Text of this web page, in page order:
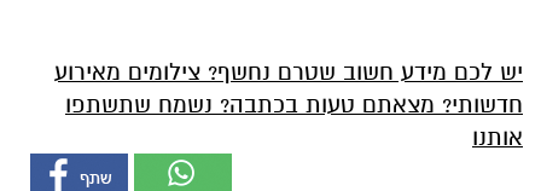
יש לכם מידע חשוב שטרם נחשף? צילומים מאירוע
חדשותי? מצאתם טעות בכתבה? נשמח שתשתפו
אותנו